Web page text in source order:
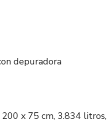
depuradora
x 75 cm, 3.834 litros,